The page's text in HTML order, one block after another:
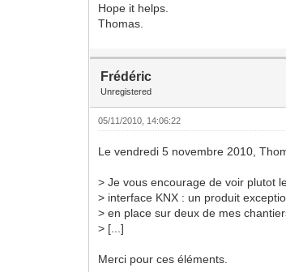
Hope it helps.
Thomas.
Frédéric
Unregistered
05/11/2010, 14:06:22
Le vendredi 5 novembre 2010,
> Je vous encourage de voir plutot
> interface KNX : un produit
> en place sur deux de mes
> [...]
Merci pour ces éléments.